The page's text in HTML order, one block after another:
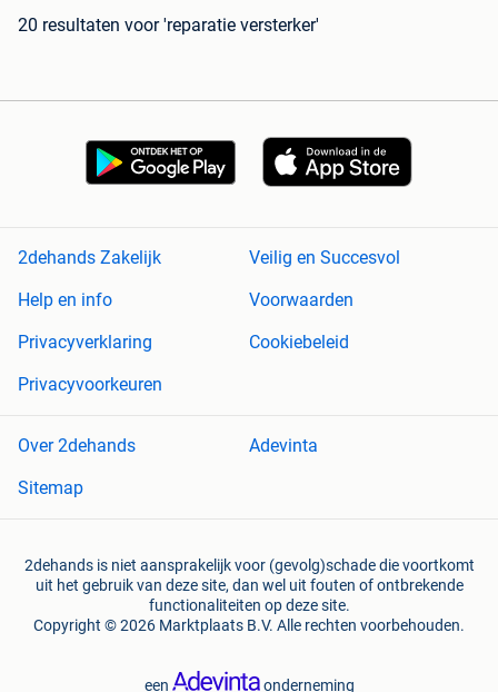
20 resultaten voor 'reparatie versterker'
2dehands Zakelijk
Veilig en Succesvol
Help en info
Voorwaarden
Privacyverklaring
Cookiebeleid
Privacyvoorkeuren
Over 2dehands
Adevinta
Sitemap
2dehands is niet aansprakelijk voor (gevolg)schade die voortkomt
uit het gebruik van deze site, dan wel uit fouten of ontbrekende
functionaliteiten op deze site.
Copyright © 2026 Marktplaats B.V. Alle rechten voorbehouden.
een onderneming